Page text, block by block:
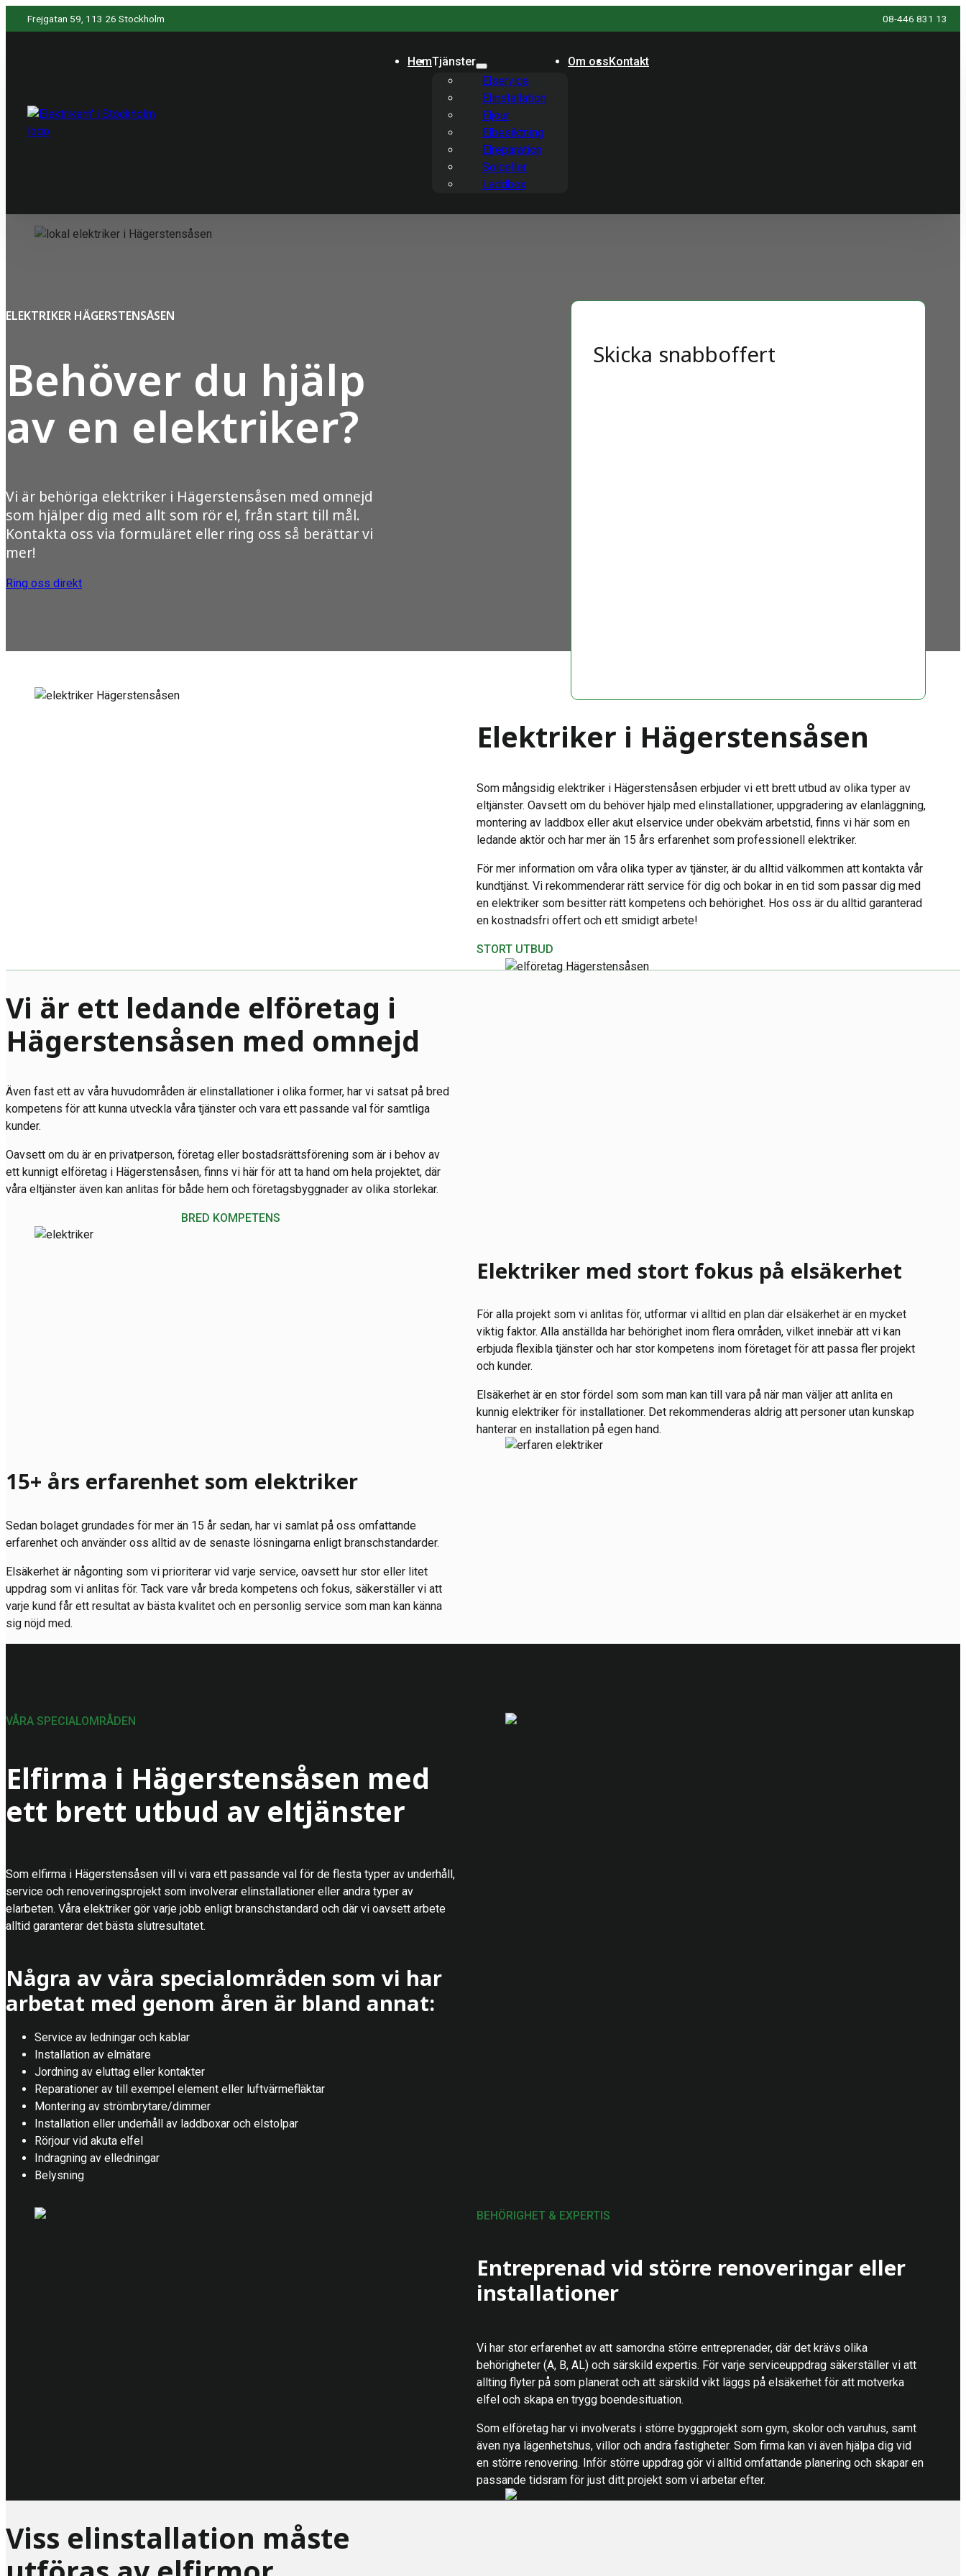
Frejgatan 59, 113 26 Stockholm 08-446 831 13
HemTjänster
Elservice
Elinstallation
Eljour
Elbesiktning
Elreparation
Solceller
Laddbox
Om ossKontakt
ELEKTRIKER HÄGERSTENSÅSEN
Behöver du hjälp
av en elektriker?
Vi är behöriga elektriker i Hägerstensåsen med omnejd
som hjälper dig med allt som rör el, från start till mål.
Kontakta oss via formuläret eller ring oss så berättar vi
mer!
Ring oss direkt
Skicka snabboffert
Elektriker i Hägerstensåsen
Som mångsidig elektriker i Hägerstensåsen erbjuder vi ett brett utbud av olika typer av
eltjänster. Oavsett om du behöver hjälp med elinstallationer, uppgradering av elanläggning,
montering av laddbox eller akut elservice under obekväm arbetstid, finns vi här som en
ledande aktör och har mer än 15 års erfarenhet som professionell elektriker.
För mer information om våra olika typer av tjänster, är du alltid välkommen att kontakta vår
kundtjänst. Vi rekommenderar rätt service för dig och bokar in en tid som passar dig med
en elektriker som besitter rätt kompetens och behörighet. Hos oss är du alltid garanterad
en kostnadsfri offert och ett smidigt arbete!
STORT UTBUD
Vi är ett ledande elföretag i
Hägerstensåsen med omnejd
Även fast ett av våra huvudområden är elinstallationer i olika former, har vi satsat på bred
kompetens för att kunna utveckla våra tjänster och vara ett passande val för samtliga
kunder.
Oavsett om du är en privatperson, företag eller bostadsrättsförening som är i behov av
ett kunnigt elföretag i Hägerstensåsen, finns vi här för att ta hand om hela projektet, där
våra eltjänster även kan anlitas för både hem och företagsbyggnader av olika storlekar.
BRED KOMPETENS
Elektriker med stort fokus på elsäkerhet
För alla projekt som vi anlitas för, utformar vi alltid en plan där elsäkerhet är en mycket
viktig faktor. Alla anställda har behörighet inom flera områden, vilket innebär att vi kan
erbjuda flexibla tjänster och har stor kompetens inom företaget för att passa fler projekt
och kunder.
Elsäkerhet är en stor fördel som som man kan till vara på när man väljer att anlita en
kunnig elektriker för installationer. Det rekommenderas aldrig att personer utan kunskap
hanterar en installation på egen hand.
15+ års erfarenhet som elektriker
Sedan bolaget grundades för mer än 15 år sedan, har vi samlat på oss omfattande
erfarenhet och använder oss alltid av de senaste lösningarna enligt branschstandarder.
Elsäkerhet är någonting som vi prioriterar vid varje service, oavsett hur stor eller litet
uppdrag som vi anlitas för. Tack vare vår breda kompetens och fokus, säkerställer vi att
varje kund får ett resultat av bästa kvalitet och en personlig service som man kan känna
sig nöjd med.
Elfirma i Hägerstensåsen med
ett brett utbud av eltjänster
Som elfirma i Hägerstensåsen vill vi vara ett passande val för de flesta typer av underhåll,
service och renoveringsprojekt som involverar elinstallationer eller andra typer av
elarbeten. Våra elektriker gör varje jobb enligt branschstandard och där vi oavsett arbete
alltid garanterar det bästa slutresultatet.
VÅRA SPECIALOMRÅDEN
Några av våra specialområden som vi har
arbetat med genom åren är bland annat:
Service av ledningar och kablar
Installation av elmätare
Jordning av eluttag eller kontakter
Reparationer av till exempel element eller luftvärmefläktar
Montering av strömbrytare/dimmer
Installation eller underhåll av laddboxar och elstolpar
Rörjour vid akuta elfel
Indragning av elledningar
Belysning
Entreprenad vid större renoveringar eller
installationer
Vi har stor erfarenhet av att samordna större entreprenader, där det krävs olika
behörigheter (A, B, AL) och särskild expertis. För varje serviceuppdrag säkerställer vi att
allting flyter på som planerat och att särskild vikt läggs på elsäkerhet för att motverka
elfel och skapa en trygg boendesituation.
Som elföretag har vi involverats i större byggprojekt som gym, skolor och varuhus, samt
även nya lägenhetshus, villor och andra fastigheter. Som firma kan vi även hjälpa dig vid
en större renovering. Inför större uppdrag gör vi alltid omfattande planering och skapar en
passande tidsram för just ditt projekt som vi arbetar efter.
BEHÖRIGHET & EXPERTIS
Viss elinstallation måste